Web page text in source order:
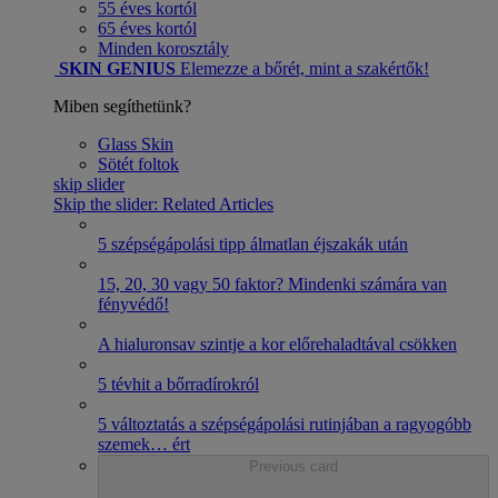
55 éves kortól
65 éves kortól
Minden korosztály
SKIN GENIUS Elemezze a bőrét, mint a szakértők!
Miben segíthetünk?
Glass Skin
Sötét foltok
skip slider
Skip the slider: Related Articles
5 szépségápolási tipp álmatlan éjszakák után
15, 20, 30 vagy 50 faktor? Mindenki számára van
fényvédő!
A hialuronsav szintje a kor előrehaladtával csökken
5 tévhit a bőrradírokról
5 változtatás a szépségápolási rutinjában a ragyogóbb
szemek… ért
Previous card